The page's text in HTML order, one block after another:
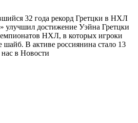
32 года рекорд Гретцки в НХЛ
улучшил достижение Уэйна Гретцки
НХЛ, в которых игроки
шайб. В активе россиянина стало 13
в Новости